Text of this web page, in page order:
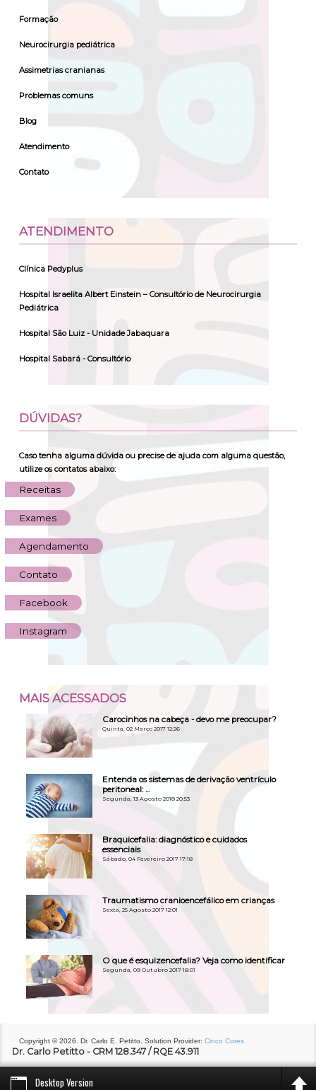
Formação
Neurocirurgia pediátrica
Assimetrias cranianas
Problemas comuns
Blog
Atendimento
Contato
ATENDIMENTO
Clínica Pedyplus
Hospital Israelita Albert Einstein – Consultório de Neurocirurgia
Pediátrica
Hospital São Luiz - Unidade Jabaquara
Hospital Sabará - Consultório
DÚVIDAS?
Caso tenha alguma dúvida ou precise de ajuda com alguma questão,
utilize os contatos abaixo:
Receitas
Exames
Agendamento
Contato
Facebook
Instagram
MAIS ACESSADOS
Carocinhos na cabeça - devo me preocupar?
Quinta, 02 Março 2017 12:26
Entenda os sistemas de derivação ventrículo
peritoneal: ...
Segunda, 13 Agosto 2018 20:53
Braquicefalia: diagnóstico e cuidados
essenciais
Sábado, 04 Fevereiro 2017 17:18
Traumatismo cranioencefálico em crianças
Sexta, 25 Agosto 2017 12:01
O que é esquizencefalia? Veja como identificar
Segunda, 09 Outubro 2017 18:01
Copyright © 2026. Dr. Carlo E. Petitto. Solution Provider: Cinco Cores
Dr. Carlo Petitto - CRM 128.347 / RQE 43.911
Desktop Version